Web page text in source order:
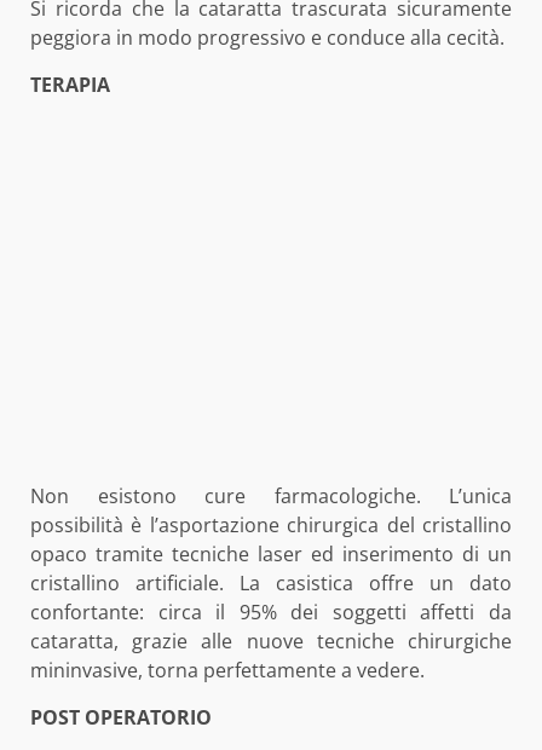
Si ricorda che la cataratta trascurata sicuramente
peggiora in modo progressivo e conduce alla cecità.
TERAPIA
Non esistono cure farmacologiche. L’unica
possibilità è l’asportazione chirurgica del cristallino
opaco tramite tecniche laser ed inserimento di un
cristallino artificiale. La casistica offre un dato
confortante: circa il 95% dei soggetti affetti da
cataratta, grazie alle nuove tecniche chirurgiche
mininvasive, torna perfettamente a vedere.
POST OPERATORIO